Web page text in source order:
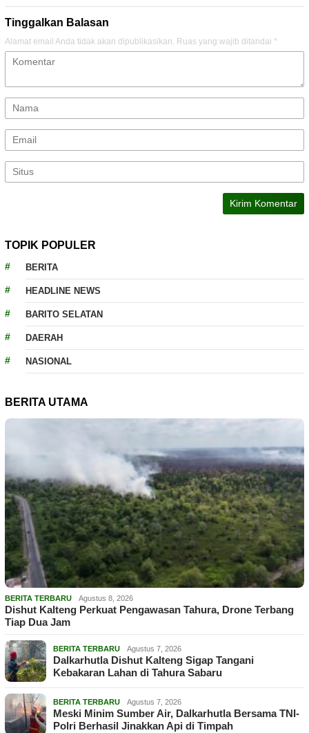
Tinggalkan Balasan
Alamat email Anda tidak akan dipublikasikan. Ruas yang wajib ditandai *
TOPIK POPULER
BERITA
HEADLINE NEWS
BARITO SELATAN
DAERAH
NASIONAL
BERITA UTAMA
BERITA TERBARU Agustus 8, 2026
Dishut Kalteng Perkuat Pengawasan Tahura, Drone Terbang
Tiap Dua Jam
BERITA TERBARU Agustus 7, 2026
Dalkarhutla Dishut Kalteng Sigap Tangani
Kebakaran Lahan di Tahura Sabaru
BERITA TERBARU Agustus 7, 2026
Meski Minim Sumber Air, Dalkarhutla Bersama TNI-
Polri Berhasil Jinakkan Api di Timpah